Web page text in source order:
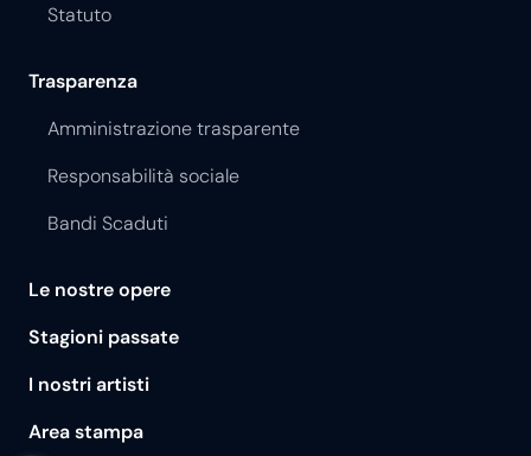
Statuto
Trasparenza
Amministrazione trasparente
Responsabilità sociale
Bandi Scaduti
Le nostre opere
Stagioni passate
I nostri artisti
Area stampa